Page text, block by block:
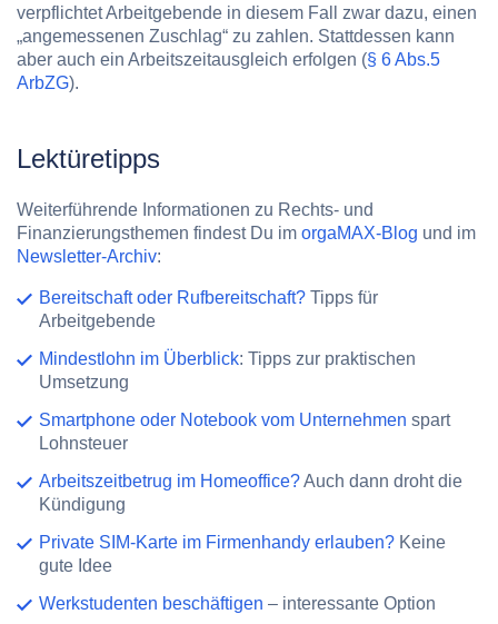
verpflichtet Arbeitgebende in diesem Fall zwar dazu, einen
„angemessenen Zuschlag“ zu zahlen. Stattdessen kann
aber auch ein Arbeitszeitausgleich erfolgen (§ 6 Abs.5
ArbZG).
Lektüretipps
Weiterführende Informationen zu Rechts- und
Finanzierungsthemen findest Du im orgaMAX-Blog und im
Newsletter-Archiv:
Bereitschaft oder Rufbereitschaft? Tipps für
Arbeitgebende
Mindestlohn im Überblick: Tipps zur praktischen
Umsetzung
Smartphone oder Notebook vom Unternehmen spart
Lohnsteuer
Arbeitszeitbetrug im Homeoffice?Auch dann droht die
Kündigung
Private SIM-Karte im Firmenhandy erlauben? Keine
gute Idee
Werkstudenten beschäftigen – interessante Option